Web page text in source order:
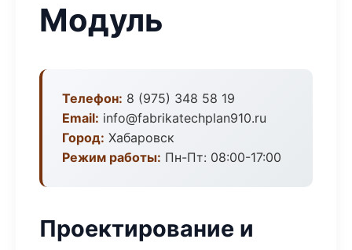
Модуль
Телефон: 8 (975) 348 58 19
Email: info@fabrikatechplan910.ru
Город: Хабаровск
Режим работы: Пн-Пт: 08:00-17:00
Проектирование и